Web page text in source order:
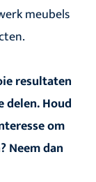
meubels
resultaten
delen. Houd
om
Neem dan